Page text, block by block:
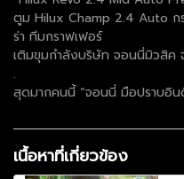
ตูม Hilux Champ 2.4 Auto ก
ร่า ทีมกราฟเฟอร์
เติมขุมกำลังบริษัท จอนนี่มิวสิค
.
สุดมากคนนี้ “จอนนี่ มือปราบอิน
เนื้อหาที่เกี่ยวข้อง